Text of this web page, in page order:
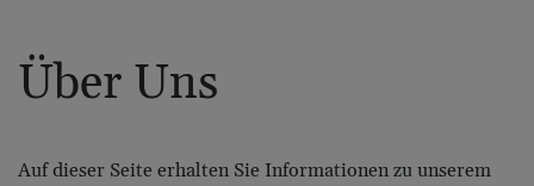
Über Uns
Auf dieser Seite erhalten Sie Informationen zu unserem